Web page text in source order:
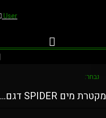
User
נבחר:
מקטרת מים SPIDER דגם…